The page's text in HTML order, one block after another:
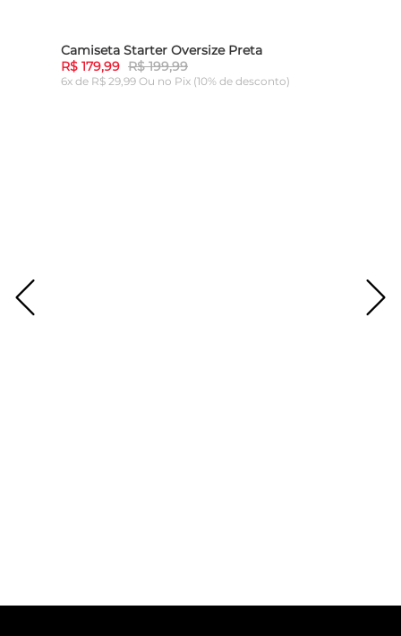
Camiseta Starter Oversize Preta
R$ 179,99 R$ 199,99
6x de R$ 29,99 Ou no Pix (10% de desconto)